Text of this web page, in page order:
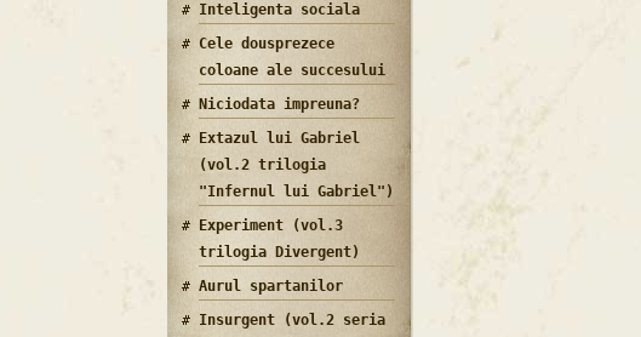
Inteligenta sociala
Cele dousprezece
coloane ale succesului
Niciodata impreuna?
Extazul lui Gabriel
(vol.2 trilogia
"Infernul lui Gabriel")
Experiment (vol.3
trilogia Divergent)
Aurul spartanilor
Insurgent (vol.2 seria